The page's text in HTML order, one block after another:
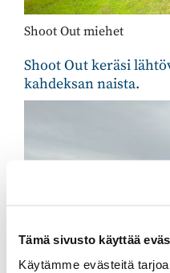
Tämä sivusto käyttää
Käytämme evästeitä
Shoot Out miehet
Shoot Out keräsi
kahdeksan naista.